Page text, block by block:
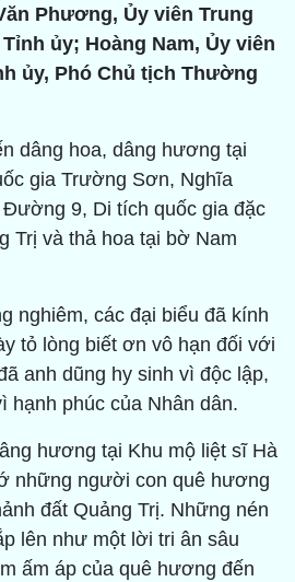
Phương, Ủy viên Trung
ủy; Hoàng Nam, Ủy viên
ủy, Phó Chủ tịch Thường
dâng hoa, dâng hương tại
gia Trường Sơn, Nghĩa
9, Di tích quốc gia đặc
Trị và thả hoa tại bờ Nam
nghiêm, các đại biểu đã kính
tỏ lòng biết ơn vô hạn đối với
anh dũng hy sinh vì độc lập,
hạnh phúc của Nhân dân.
hương tại Khu mộ liệt sĩ Hà
những người con quê hương
đất Quảng Trị. Những nén
lên như một lời tri ân sâu
ấm áp của quê hương đến